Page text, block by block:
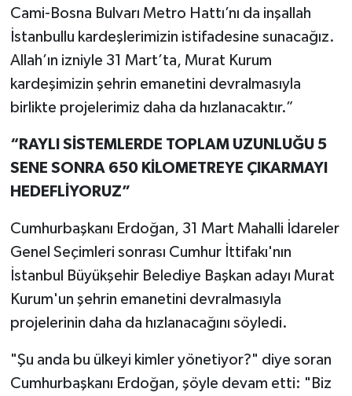
Cami-Bosna Bulvarı Metro Hattı’nı da inşallah
İstanbullu kardeşlerimizin istifadesine sunacağız.
Allah’ın izniyle 31 Mart’ta, Murat Kurum
kardeşimizin şehrin emanetini devralmasıyla
birlikte projelerimiz daha da hızlanacaktır.”
“RAYLI SİSTEMLERDE TOPLAM UZUNLUĞU 5
SENE SONRA 650 KİLOMETREYE ÇIKARMAYI
HEDEFLİYORUZ”
Cumhurbaşkanı Erdoğan, 31 Mart Mahalli İdareler
Genel Seçimleri sonrası Cumhur İttifakı'nın
İstanbul Büyükşehir Belediye Başkan adayı Murat
Kurum'un şehrin emanetini devralmasıyla
projelerinin daha da hızlanacağını söyledi.
"Şu anda bu ülkeyi kimler yönetiyor?" diye soran
Cumhurbaşkanı Erdoğan, şöyle devam etti: "Biz